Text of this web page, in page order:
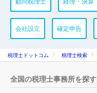
会社設立 確定申告
税理士ドットコム 税理士検索
全国の税理士事務所を探す